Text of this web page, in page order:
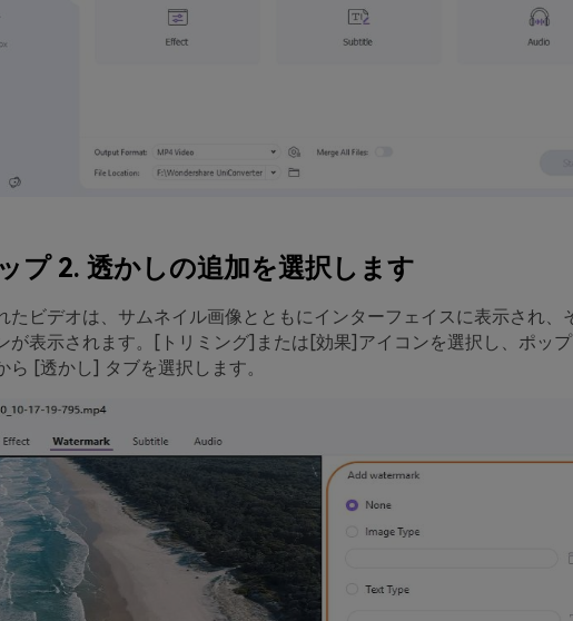
プ 2. 透かしの追加を選択します
たビデオは、サムネイル画像とともにインターフェイスに表示され、
が表示されます。
[トリミング] または [効果] アイコンを選択し、ポッ
ら [透かし] タブを選択します。